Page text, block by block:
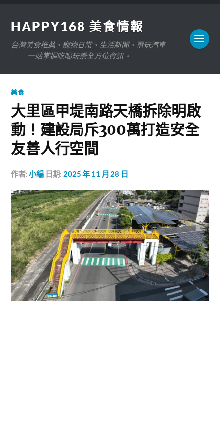
HAPPY168 美食情報
台灣美食推薦、寵物日常、生活新聞、電玩汽車
——一站掌握吃喝玩樂全方位資訊。
美食
大里區甲堤南路天橋拆除明啟
動！建設局斥300萬打造安全
友善人行空間
作者:小編 日期: 2025 年 11 月 28 日